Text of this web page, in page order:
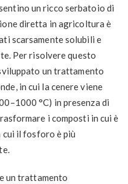
un ricco serbatoio di
diretta in agricoltura è
scarsamente solubili e
Per risolvere questo
un trattamento
in cui la cenere viene
°C) in presenza di
i composti in cui è
il fosforo è più
un trattamento